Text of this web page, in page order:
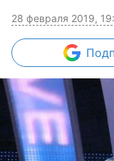
28 февраля 2019,